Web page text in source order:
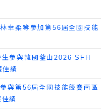
幸柔等參加第56屆全國技能
參與韓國釜山2026 SFH
績
與第56屆全國技能競賽南區
績